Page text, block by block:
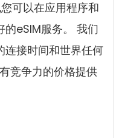
可以在应用程序和
的eSIM服务。 我们
连接时间和世界任何
竞争力的价格提供